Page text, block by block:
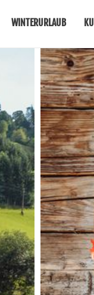
WINTERURLAUB